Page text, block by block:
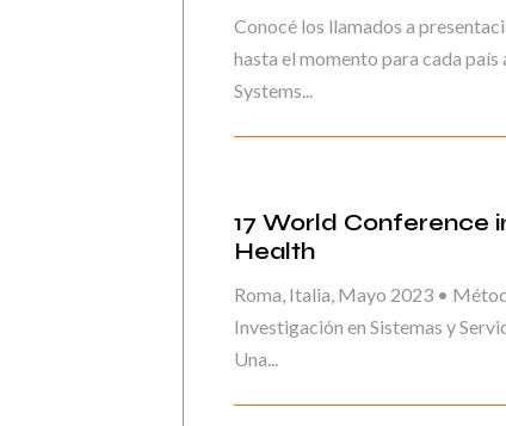
Conocé los llamados a
hasta el momento para cada país
Systems...
17 World Conference
Health
Roma, Italia, Mayo 2023 •
Investigación en Sistemas y
Una...